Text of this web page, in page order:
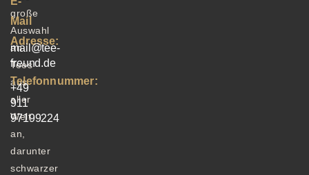
große
Auswahl
an
Tees
aus
aller
Welt
an,
darunter
schwarzer
Mail
Adresse:
mail@tee-
freund.de
Telefonnummer:
+49
911
97199224